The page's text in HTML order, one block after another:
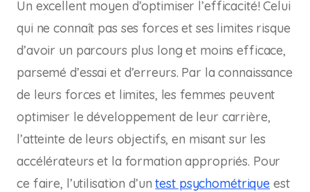
Un excellent moyen d’optimiser l’efficacité! Celui
qui ne connaît pas ses forces et ses limites risque
d’avoir un parcours plus long et moins efficace,
parsemé d’essai et d’erreurs. Par la connaissance
de leurs forces et limites, les femmes peuvent
optimiser le développement de leur carrière,
l’atteinte de leurs objectifs, en misant sur les
accélérateurs et la formation appropriés. Pour
ce faire, l’utilisation d’untest psychométrique est